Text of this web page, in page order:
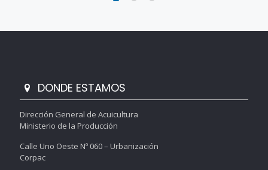
DONDE ESTAMOS
Dirección General de Acuicultura
Ministerio de la Producción
Calle Uno Oeste Nº 060 – Urbanización
Corpac